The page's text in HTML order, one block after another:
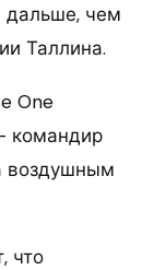
дальше, чем
Таллина.
One
командир
воздушным
что